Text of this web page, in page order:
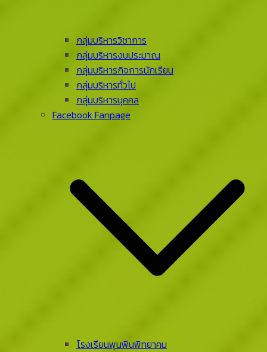
กลุ่มบริหารวิชาการ
กลุ่มบริหารงบประมาณ
กลุ่มบริหารกิจการนักเรียน
กลุ่มบริหารทั่วไป
กลุ่มบริหารบุคคล
Facebook Fanpage
โรงเรียนพุนพินพิทยาคม